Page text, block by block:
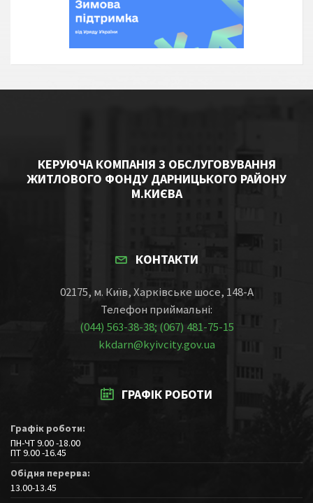
КЕРУЮЧА КОМПАНІЯ З ОБСЛУГОВУВАННЯ
ЖИТЛОВОГО ФОНДУ ДАРНИЦЬКОГО РАЙОНУ
М.КИЄВА
КОНТАКТИ
02175, м. Київ, Харківське шосе, 148-А
Телефон приймальні:
(044) 563-38-38; (067) 481-75-15
kkdarn@kyivcity.gov.ua
ГРАФІК РОБОТИ
Графік роботи:
ПН-ЧТ 9.00 -18.00
ПТ 9.00 -16.45
Обідня перерва:
13.00-13.45